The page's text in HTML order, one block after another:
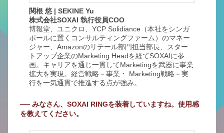
関根 悠 | SEKINE Yu
株式会社SOXAI 執行役員COO
博報堂、ユニクロ、YCP Solidiance（本社をシンガ
ポールに置くコンサルティングファーム）のマネー
ジャー、Amazonのリテール部門担当部長、スター
トアップ企業のMarketing Headを経てSOXAIに参
画。キャリアを通じ一貫してMarketingを武器に事業
拡大を実現。経営戦略－事業・ Marketing戦略－実
行を一気通貫で推進する点が強み。
── みなさん、SOXAI RINGを装着していますね。使用感
を教えてください。